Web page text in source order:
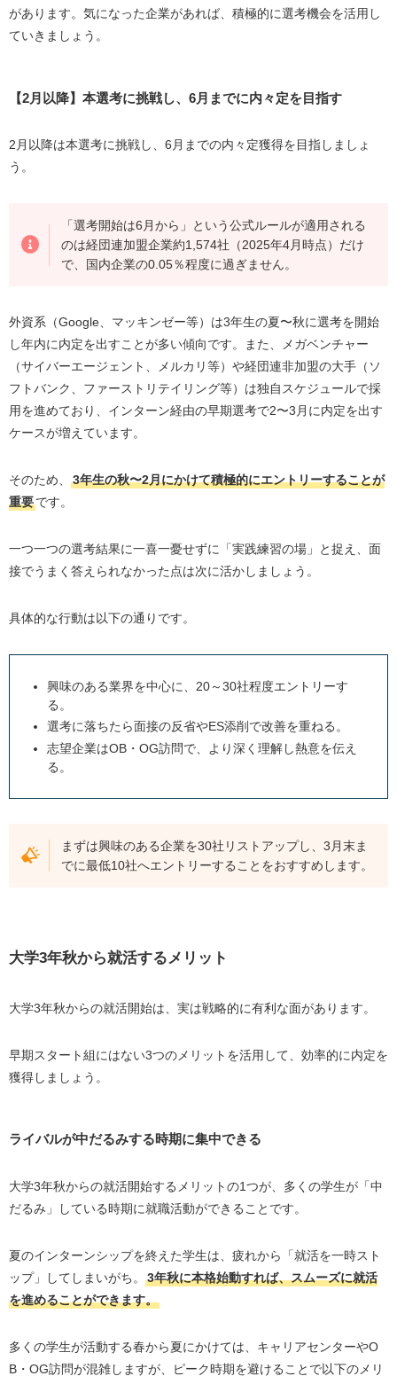
があります。気になった企業があれば、積極的に選考機会を活用し
ていきましょう。
【2月以降】本選考に挑戦し、6月までに内々定を目指す
2月以降は本選考に挑戦し、6月までの内々定獲得を目指しましょ
う。
「選考開始は6月から」という公式ルールが適用される
のは経団連加盟企業約1,574社（2025年4月時点）だけ
で、国内企業の0.05％程度に過ぎません。
外資系（Google、マッキンゼー等）は3年生の夏〜秋に選考を開始
し年内に内定を出すことが多い傾向です。また、メガベンチャー
（サイバーエージェント、メルカリ等）や経団連非加盟の大手（ソ
フトバンク、ファーストリテイリング等）は独自スケジュールで採
用を進めており、インターン経由の早期選考で2〜3月に内定を出す
ケースが増えています。
そのため、
3年生の秋〜2月にかけて積極的にエントリーすることが
重要です。
一つ一つの選考結果に一喜一憂せずに「実践練習の場」と捉え、面
接でうまく答えられなかった点は次に活かしましょう。
具体的な行動は以下の通りです。
興味のある業界を中心に、20～30社程度エントリーす
る。
選考に落ちたら面接の反省やES添削で改善を重ねる。
志望企業はOB・OG訪問で、より深く理解し熱意を伝え
る。
まずは興味のある企業を30社リストアップし、3月末ま
でに最低10社へエントリーすることをおすすめします。
大学3年秋から就活するメリット
大学3年秋からの就活開始は、実は戦略的に有利な面があります。
早期スタート組にはない3つのメリットを活用して、効率的に内定を
獲得しましょう。
ライバルが中だるみする時期に集中できる
大学3年秋からの就活開始するメリットの1つが、多くの学生が「中
だるみ」している時期に就職活動ができることです。
夏のインターンシップを終えた学生は、疲れから「就活を一時スト
ップ」してしまいがち。
3年秋に本格始動すれば、スムーズに就活
を進めることができます。
多くの学生が活動する春から夏にかけては、キャリアセンターやO
B・OG訪問が混雑しますが、ピーク時期を避けることで以下のメリ